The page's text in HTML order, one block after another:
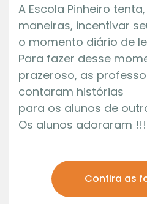
A Escola Pinheiro
maneiras, incentivar
o momento diário de
Para fazer desse
prazeroso, as
contaram histórias
para os alunos de
Os alunos adoraram
Confira as